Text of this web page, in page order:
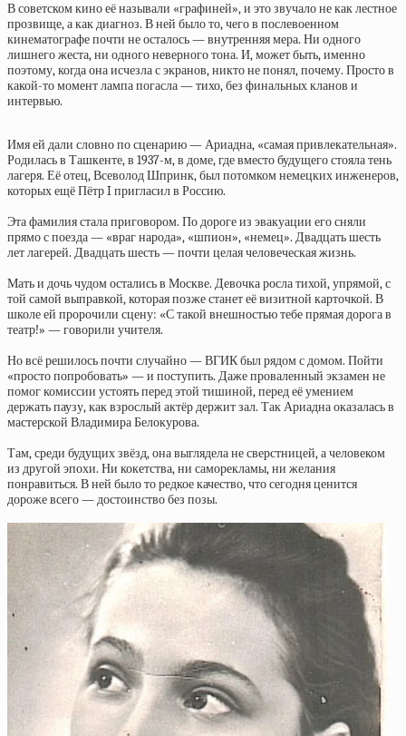
В советском кино её называли «графиней», и это звучало не как лестное
прозвище, а как диагноз. В ней было то, чего в послевоенном
кинематографе почти не осталось — внутренняя мера. Ни одного
лишнего жеста, ни одного неверного тона. И, может быть, именно
поэтому, когда она исчезла с экранов, никто не понял, почему. Просто в
какой-то момент лампа погасла — тихо, без финальных кланов и
интервью.
Имя ей дали словно по сценарию — Ариадна, «самая привлекательная».
Родилась в Ташкенте, в 1937-м, в доме, где вместо будущего стояла тень
лагеря. Её отец, Всеволод Шпринк, был потомком немецких инженеров,
которых ещё Пётр I пригласил в Россию.
Эта фамилия стала приговором. По дороге из эвакуации его сняли
прямо с поезда — «враг народа», «шпион», «немец». Двадцать шесть
лет лагерей. Двадцать шесть — почти целая человеческая жизнь.
Мать и дочь чудом остались в Москве. Девочка росла тихой, упрямой, с
той самой выправкой, которая позже станет её визитной карточкой. В
школе ей пророчили сцену: «С такой внешностью тебе прямая дорога в
театр!» — говорили учителя.
Но всё решилось почти случайно — ВГИК был рядом с домом. Пойти
«просто попробовать» — и поступить. Даже проваленный экзамен не
помог комиссии устоять перед этой тишиной, перед её умением
держать паузу, как взрослый актёр держит зал. Так Ариадна оказалась в
мастерской Владимира Белокурова.
Там, среди будущих звёзд, она выглядела не сверстницей, а человеком
из другой эпохи. Ни кокетства, ни саморекламы, ни желания
понравиться. В ней было то редкое качество, что сегодня ценится
дороже всего — достоинство без позы.